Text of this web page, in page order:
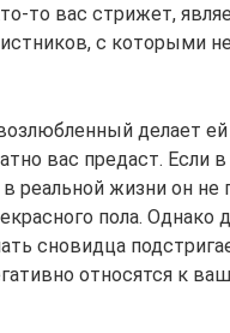
то вас стрижет,
с которыми
делает
вас предаст. Если
реальной жизни он не
пола. Однако
сновидца
относятся к